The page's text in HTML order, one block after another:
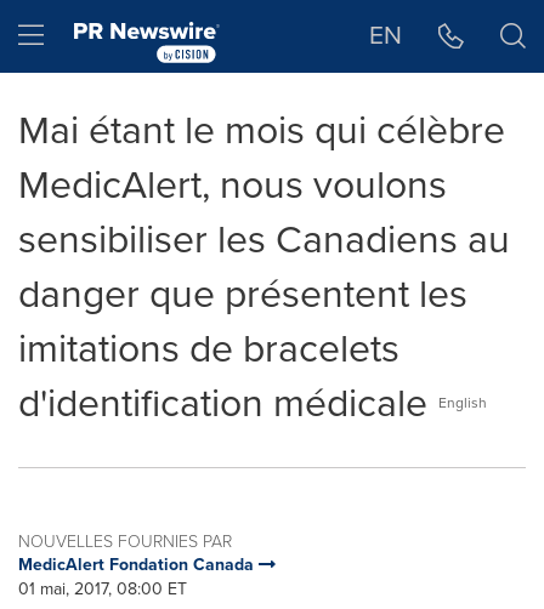
Hamburger menu EN
Mai étant le mois qui célèbre
MedicAlert, nous voulons
sensibiliser les Canadiens au
danger que présentent les
imitations de bracelets
d'identification médicale
English
NOUVELLES FOURNIES PAR
MedicAlert Fondation Canada
01 mai, 2017, 08:00 ET